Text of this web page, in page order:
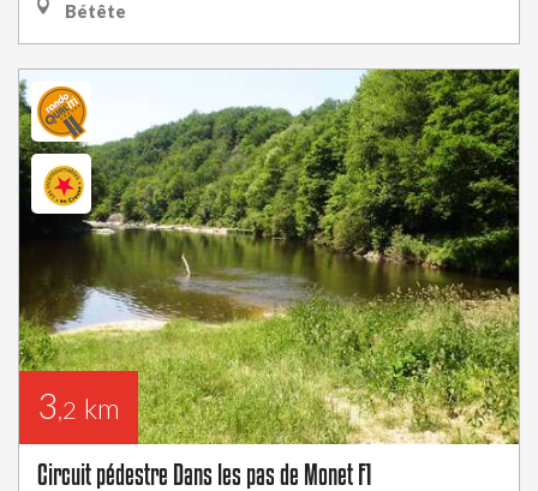
Bétête
3,2 km
Circuit pédestre Dans les pas de Monet F1